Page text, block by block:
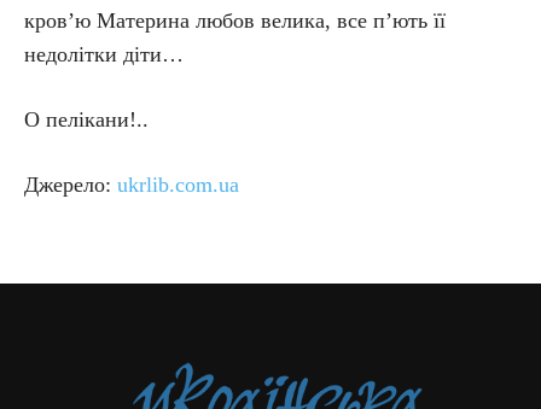
кров’ю Материна любов велика, все п’ють її
недолітки діти…
О пелікани!..
Джерело: ukrlib.com.ua